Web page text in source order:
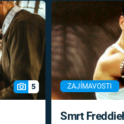
5 ZAJÍMAVOSTI
Smrt